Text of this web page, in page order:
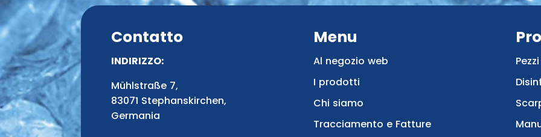
Contatto
INDIRIZZO:
Mühlstraße 7,
83071 Stephanskirchen,
Germania
Menu
Al negozio web
I prodotti
Chi siamo
Tracciamento e Fatture